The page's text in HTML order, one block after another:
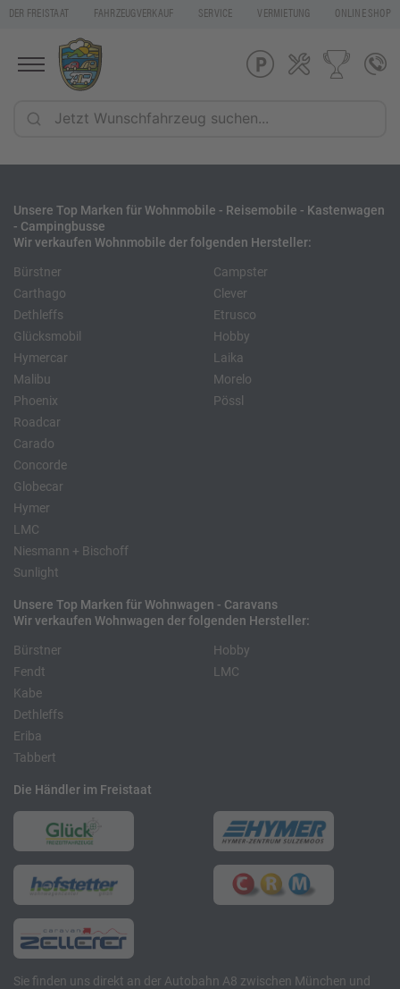
DER FREISTAAT FAHRZEUGVERKAUF SERVICE VERMIETUNG ONLINE SHOP
Unsere Top Marken für Wohnmobile - Reisemobile - Kastenwagen
- Campingbusse
Wir verkaufen Wohnmobile der folgenden Hersteller:
Bürstner
Carthago
Dethleffs
Glücksmobil
Hymercar
Malibu
Phoenix
Roadcar
Campster
Clever
Etrusco
Hobby
Laika
Morelo
Pössl
Carado
Concorde
Globecar
Hymer
LMC
Niesmann + Bischoff
Sunlight
Unsere Top Marken für Wohnwagen - Caravans
Wir verkaufen Wohnwagen der folgenden Hersteller:
Bürstner
Fendt
Kabe
Hobby
LMC
Dethleffs
Eriba
Tabbert
Die Händler im Freistaat
Sie finden uns direkt an der Autobahn A8 zwischen München und